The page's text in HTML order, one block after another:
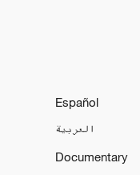
Español
العربية
Documentary